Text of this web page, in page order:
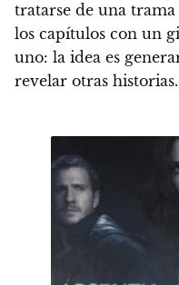
tratarse de una
los capítulos con un
uno: la idea es
revelar otras historias.